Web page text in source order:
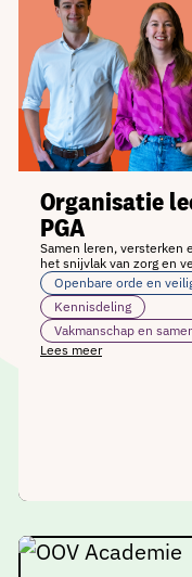
Organisatie
PGA
Samen leren, versterken
het snijvlak van zorg en
Openbare orde en
Kennisdeling
Vakmanschap en
Lees meer